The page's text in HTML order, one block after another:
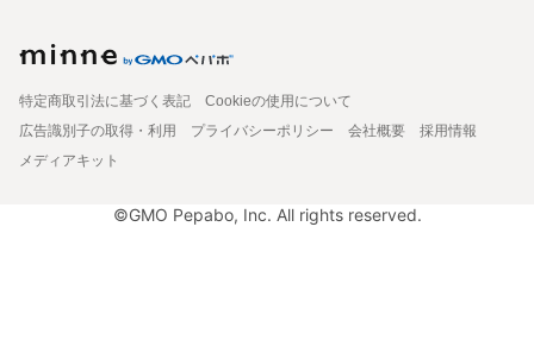
特定商取引法に基づく表記
Cookieの使用について
広告識別子の取得・利用
プライバシーポリシー 会社概要
採用情報
メディアキット
©GMO Pepabo, Inc. All rights reserved.